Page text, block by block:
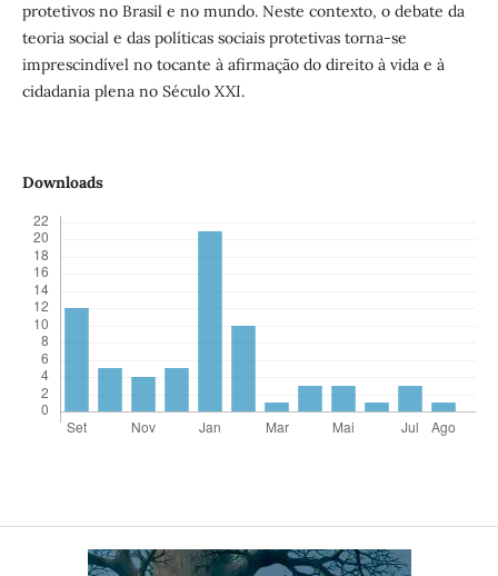
protetivos no Brasil e no mundo. Neste contexto, o debate da
teoria social e das políticas sociais protetivas torna-se
imprescindível no tocante à afirmação do direito à vida e à
cidadania plena no Século XXI.
Downloads